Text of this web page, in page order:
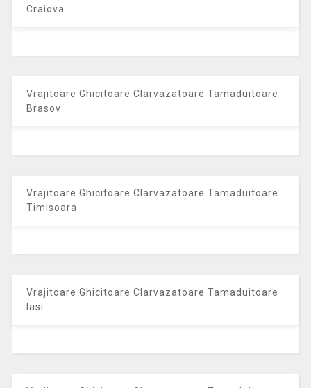
Craiova
Vrajitoare Ghicitoare Clarvazatoare Tamaduitoare
Brasov
Vrajitoare Ghicitoare Clarvazatoare Tamaduitoare
Timisoara
Vrajitoare Ghicitoare Clarvazatoare Tamaduitoare
Iasi